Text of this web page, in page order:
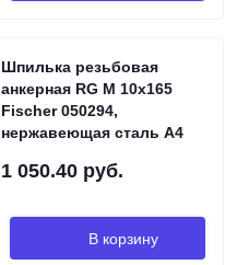
Шпилька резьбовая
анкерная RG M 10х165
Fischer 050294,
нержавеющая сталь А4
1 050.40 руб.
В корзину